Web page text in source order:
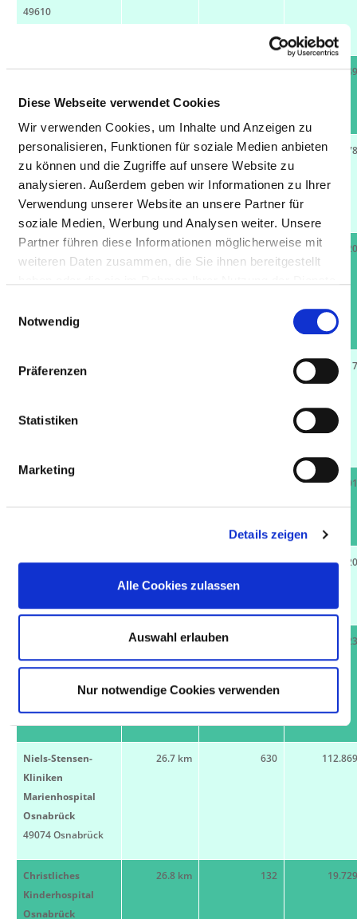
Diese Webseite verwendet Cookies
Wir verwenden Cookies, um Inhalte und Anzeigen zu
personalisieren, Funktionen für soziale Medien anbieten
zu können und die Zugriffe auf unsere Website zu
analysieren. Außerdem geben wir Informationen zu Ihrer
Verwendung unserer Website an unsere Partner für
soziale Medien, Werbung und Analysen weiter. Unsere
Partner führen diese Informationen möglicherweise mit
weiteren Daten zusammen, die Sie ihnen bereitgestellt
Notwendig
Präferenzen
Statistiken
Marketing
Details zeigen
Alle Cookies zulassen
Auswahl erlauben
Nur notwendige Cookies verwenden
49610
St. Franziskus-
49393 Lohne
20.8 km 140 20.449
Kliniken Landkreis
Diepholz gGmbH,
Klinik Diepholz
49356 Diepholz
23.8 km 116 17.378
Klinik Bassum,
Psychiatrische
49356 Diepholz
23.8 km 14 120
Klinik Bassum,
Standort Diepholz
117
6.101
Klinikum
26.3 km 735 162.820
Kinderhospital
Finkenhügel
49076 Osnabrück
26.3 km 223
Niels-Stensen-
Kliniken
Marienhospital
Osnabrück
49074 Osnabrück
26.7 km 630 112.869
Christliches
Kinderhospital
Osnabrück
26.8 km 132 19.729